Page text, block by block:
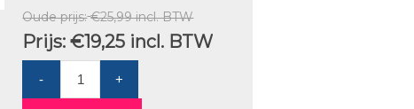
Oude prijs: €25,99 incl. BTW
Prijs: €19,25 incl. BTW
- +